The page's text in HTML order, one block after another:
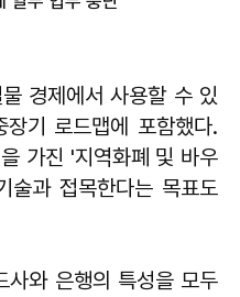
경제에서 사용할 수 있
기 로드맵에 포함했다.
가진 '지역화폐 및 바우
술과 접목한다는 목표도
와 은행의 특성을 모두